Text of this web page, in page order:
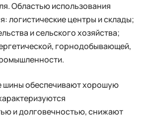
Областью использования
логистические центры и склады;
и сельского хозяйства;
горнодобывающей,
шины обеспечивают хорошую
и долговечностью, снижают